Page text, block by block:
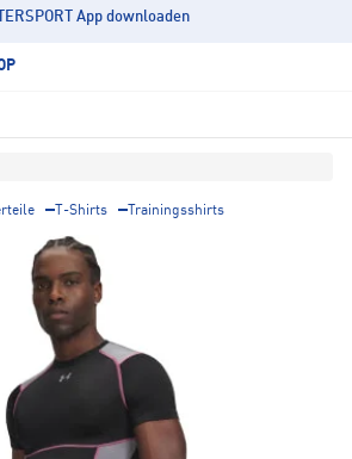
App downloaden
T-Shirts Trainingsshirts